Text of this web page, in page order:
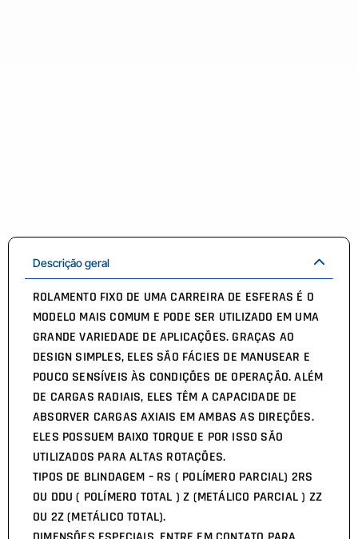
Descrição geral
ROLAMENTO FIXO DE UMA CARREIRA DE ESFERAS É O
MODELO MAIS COMUM E PODE SER UTILIZADO EM UMA
GRANDE VARIEDADE DE APLICAÇÕES. GRAÇAS AO
DESIGN SIMPLES, ELES SÃO FÁCIES DE MANUSEAR E
POUCO SENSÍVEIS ÀS CONDIÇÕES DE OPERAÇÃO. ALÉM
DE CARGAS RADIAIS, ELES TÊM A CAPACIDADE DE
ABSORVER CARGAS AXIAIS EM AMBAS AS DIREÇÕES.
ELES POSSUEM BAIXO TORQUE E POR ISSO SÃO
UTILIZADOS PARA ALTAS ROTAÇÕES.
TIPOS DE BLINDAGEM – RS ( POLÍMERO PARCIAL) 2RS
OU DDU ( POLÍMERO TOTAL ) Z (METÁLICO PARCIAL ) ZZ
OU 2Z (METÁLICO TOTAL).